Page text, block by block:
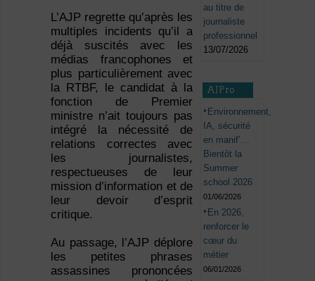
L’AJP regrette qu’après les
multiples incidents qu’il a
déjà suscités avec les
médias francophones et
plus particulièrement avec
la RTBF, le candidat à la
fonction de Premier
ministre n’ait toujours pas
intégré la nécessité de
relations correctes avec
les journalistes,
respectueuses de leur
mission d’information et de
leur devoir d’esprit
critique.
Au passage, l’AJP déplore
les petites phrases
assassines prononcées
au titre de
journaliste
professionnel
13/07/2026
AJPro
Environnement,
IA, sécurité
en manif’…
Bientôt la
Summer
school 2026
01/06/2026
En 2026,
renforcer le
cœur du
métier
06/01/2026